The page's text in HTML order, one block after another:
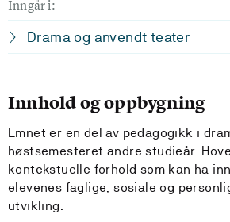
Inngår i:
Drama og anvendt teater
Innhold og oppbygning
Emnet er en del av pedagogikk i
høstsemesteret andre studieår.
kontekstuelle forhold som kan ha
elevenes faglige, sosiale og
utvikling.